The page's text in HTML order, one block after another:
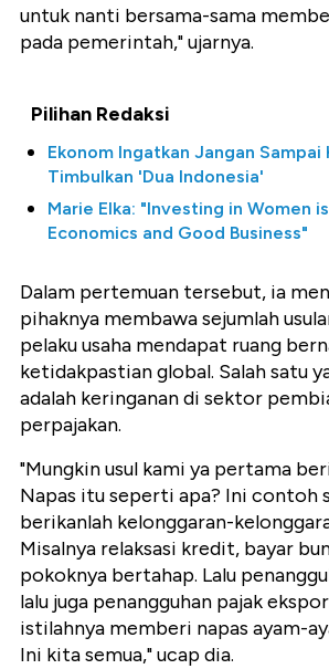
untuk nanti bersama-sama
pada pemerintah," ujarnya.
Pilihan Redaksi
Ekonom Ingatkan Jangan Sampai
Timbulkan 'Dua Indonesia'
Marie Elka: "Investing in Women
Economics and Good Business"
Dalam pertemuan tersebut, ia
pihaknya membawa sejumlah
pelaku usaha mendapat ruang
ketidakpastian global. Salah satu
adalah keringanan di sektor
perpajakan.
"Mungkin usul kami ya pertama
Napas itu seperti apa? Ini contoh
berikanlah kelonggaran-
Misalnya relaksasi kredit, bayar
pokoknya bertahap. Lalu
lalu juga penangguhan pajak
istilahnya memberi napas ayam-
Ini kita semua," ucap dia.